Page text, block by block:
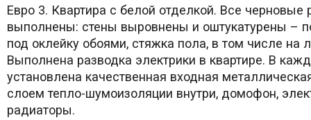
Евро 3. Квартира с белой отделкой. Все черновые
выполнены: стены выровнены и оштукатурены –
под оклейку обоями, стяжка пола, в том числе на
Выполнена разводка электрики в квартире. В
установлена качественная входная
слоем тепло-шумоизоляции внутри, домофон,
радиаторы.